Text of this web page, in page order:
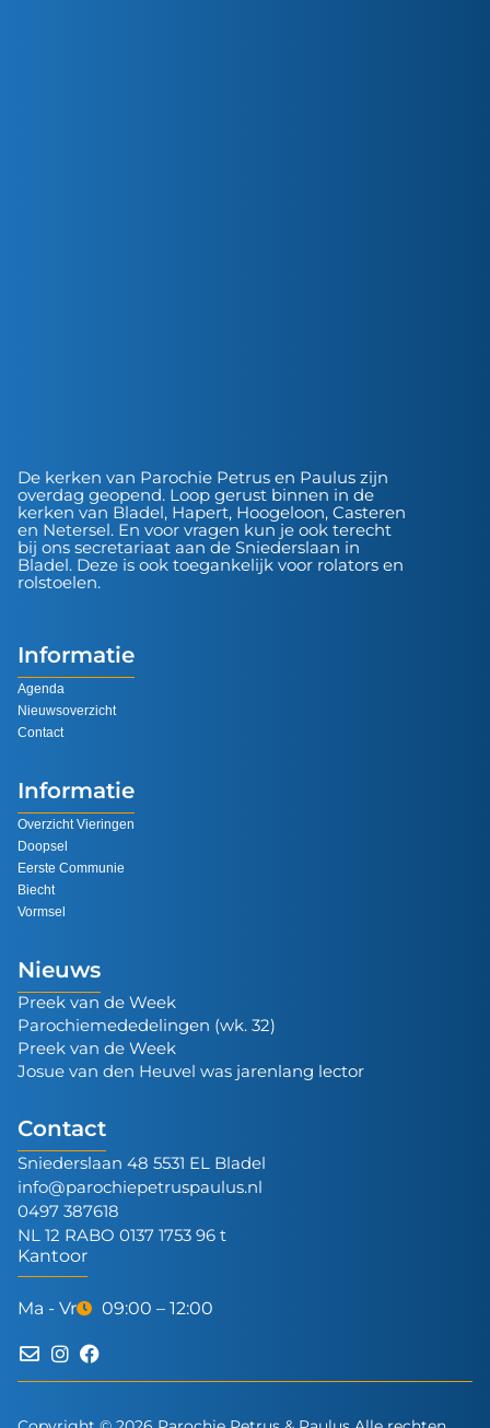
De kerken van Parochie Petrus en Paulus zijn
overdag geopend. Loop gerust binnen in de
kerken van Bladel, Hapert, Hoogeloon, Casteren
en Netersel. En voor vragen kun je ook terecht
bij ons secretariaat aan de Sniederslaan in
Bladel. Deze is ook toegankelijk voor rolators en
rolstoelen.
Informatie
Agenda
Nieuwsoverzicht
Contact
Informatie
Overzicht Vieringen
Doopsel
Eerste Communie
Biecht
Vormsel
Nieuws
Preek van de Week
Parochiemededelingen (wk. 32)
Preek van de Week
Josue van den Heuvel was jarenlang lector
Contact
Sniederslaan 48 5531 EL Bladel
info@parochiepetruspaulus.nl
0497 387618
NL 12 RABO 0137 1753 96 t
Kantoor
Ma - Vr 09:00 – 12:00